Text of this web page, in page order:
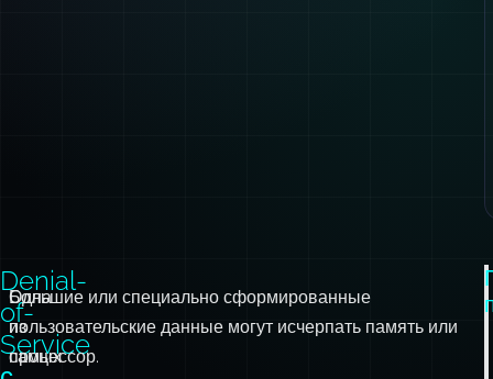
Denial-
of-
Service
Одна
из
самых
Большие или специально сформированные
пользовательские данные могут исчерпать память или
процессор.